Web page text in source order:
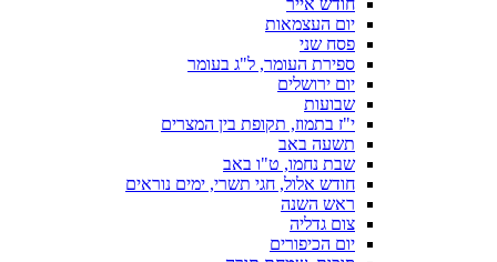
חודש אייר
יום העצמאות
פסח שני
ספירת העומר, ל"ג בעומר
יום ירושלים
שבועות
י"ז בתמוז, תקופת בין המצרים
תשעה באב
שבת נחמו, ט"ו באב
חודש אלול, חגי תשרי, ימים נוראים
ראש השנה
צום גדליה
יום הכיפורים